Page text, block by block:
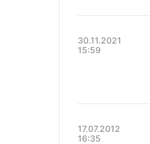
30.11.2021
15:59
17.07.2012
16:35